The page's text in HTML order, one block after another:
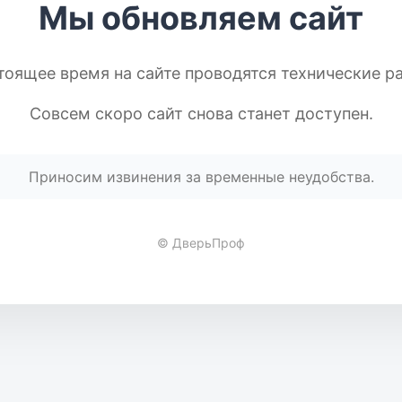
Мы обновляем сайт
время на сайте проводятся технические
Совсем скоро сайт снова станет доступен.
Приносим извинения за временные неудобства.
© ДверьПроф